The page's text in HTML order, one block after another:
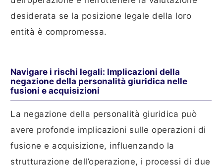
desiderata se la posizione legale della loro
entità è compromessa.
Navigare i rischi legali: Implicazioni della
negazione della personalità giuridica nelle
fusioni e acquisizioni
La negazione della personalità giuridica può
avere profonde implicazioni sulle operazioni di
fusione e acquisizione, influenzando la
strutturazione dell’operazione, i processi di due